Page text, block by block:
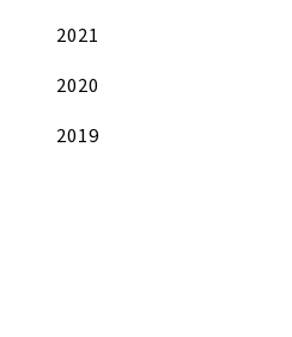
2021
2020
2019